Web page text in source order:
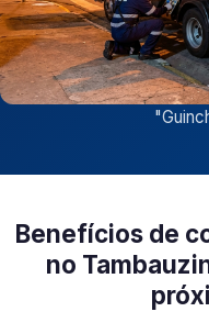
"
Benefícios de
no